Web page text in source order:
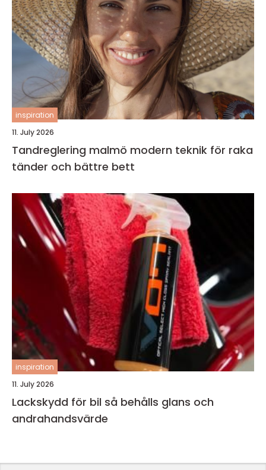
inspiration
11. July 2026
Tandreglering malmö modern teknik för raka
tänder och bättre bett
inspiration
11. July 2026
Lackskydd för bil så behålls glans och
andrahandsvärde